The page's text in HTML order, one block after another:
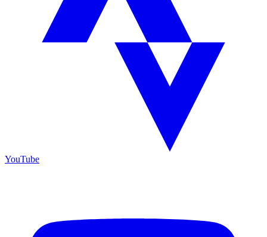
YouTube